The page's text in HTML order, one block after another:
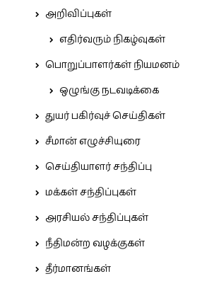
அறிவிப்புகள்
எதிர்வரும் நிகழ்வுகள்
பொறுப்பாளர்கள் நியமனம்
ஒழுங்கு நடவடிக்கை
துயர் பகிர்வுச் செய்திகள்
சீமான் எழுச்சியுரை
செய்தியாளர் சந்திப்பு
மக்கள் சந்திப்புகள்
அரசியல் சந்திப்புகள்
நீதிமன்ற வழக்குகள்
தீர்மானங்கள்